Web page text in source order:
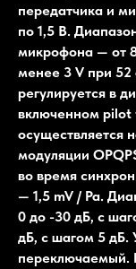
передатчика и
по 1,5 В.
микрофона — от
менее 3 V при
регулируется в
включенном pilot
осуществляется
модуляции
во время
— 1,5 mV / Pa.
0 до -30 дБ, с
дБ, с шагом 5 дБ.
переключаемый.